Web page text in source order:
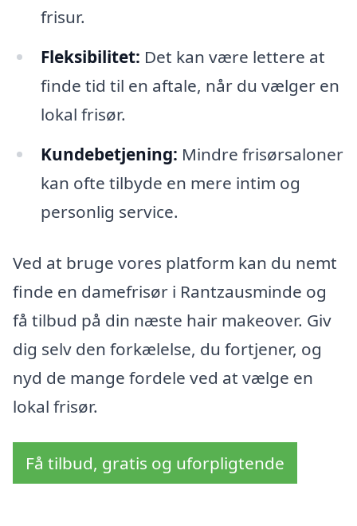
frisur.
Fleksibilitet: Det kan være lettere at
finde tid til en aftale, når du vælger en
lokal frisør.
Kundebetjening: Mindre frisørsaloner
kan ofte tilbyde en mere intim og
personlig service.
Ved at bruge vores platform kan du nemt
finde en damefrisør i Rantzausminde og
få tilbud på din næste hair makeover. Giv
dig selv den forkælelse, du fortjener, og
nyd de mange fordele ved at vælge en
lokal frisør.
Få tilbud, gratis og uforpligtende